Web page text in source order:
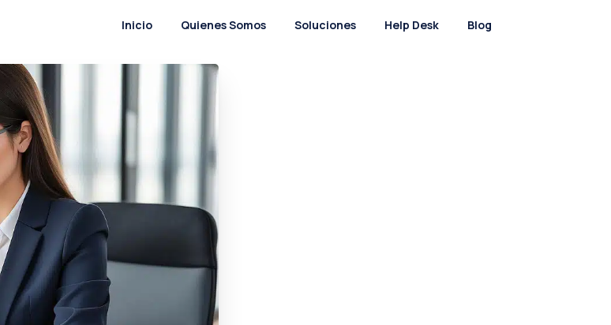
Inicio Quienes Somos Soluciones Help Desk Blog